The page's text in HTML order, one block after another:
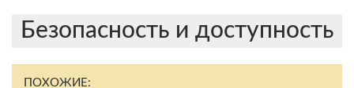
Безопасность и доступность
ПОХОЖИЕ: